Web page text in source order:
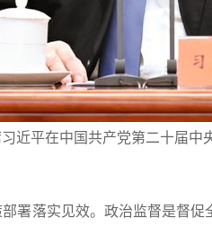
近平在中国共产党第二十届
署落实见效。政治监督是督